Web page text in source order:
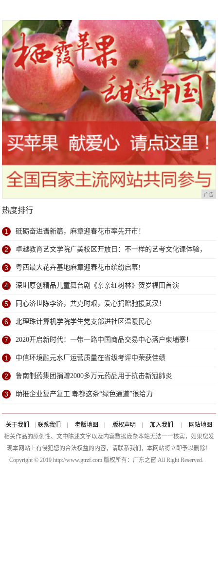
广告
热度排行
1 砥砺奋进谱新篇，麻章迎春花市率先开市！
2 卓越教育艺文学院广美校区开放日：不一样的艺考文化课体验，
学位已告急
3 粤西最大花卉基地麻章迎春花市缤纷启幕!
4 深圳原创精品儿童舞台剧《亲亲红树林》贺岁福田首演
5 同心济世陈李济，共克时艰，爱心捐赠驰援武汉！
6 北理珠计算机学院学生党支部进社区温暖民心
7 2020开启新时代：一带一路中国商品交易中心落户柬埔寨！
1 中信环境融元水厂运营质量在省级考评中荣获佳绩
2 鲁南制药集团捐赠2000多万元药品用于抗击新冠肺炎
3 助推企业复产复工 郫都这条“绿色通道”很给力
关于我们 联系我们 老版地图 版权声明 加入我们
网站地图
相关作品的原创性、文中陈述文字以及内容数据庞杂本站无法一一核实，如果您发
现本网站上有侵犯您的合法权益的内容，请联系我们，本网站将立即予以删除！
Copyright © 2019 http://www.gtrzf.com 版权所有：广东之窗 All Right Reserved.